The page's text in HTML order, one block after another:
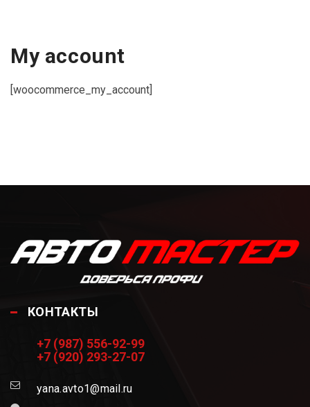
My account
[woocommerce_my_account]
КОНТАКТЫ
+7 (987) 556-92-99
+7 (920) 293-27-07
yana.avto1@mail.ru